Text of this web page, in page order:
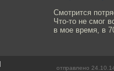
Смотрится
Что-то не смог
в мое время, в
отправлено